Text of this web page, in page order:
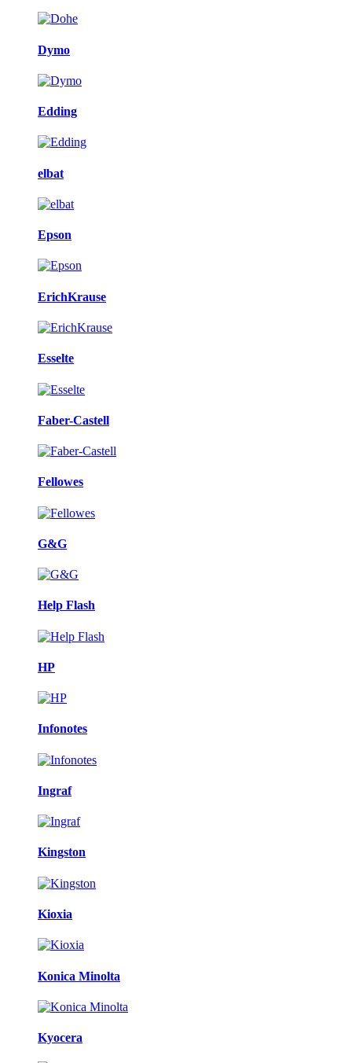
Dymo
Edding
elbat
Epson
ErichKrause
Esselte
Faber-Castell
Fellowes
G&G
Help Flash
HP
Infonotes
Ingraf
Kingston
Kioxia
Konica Minolta
Kyocera